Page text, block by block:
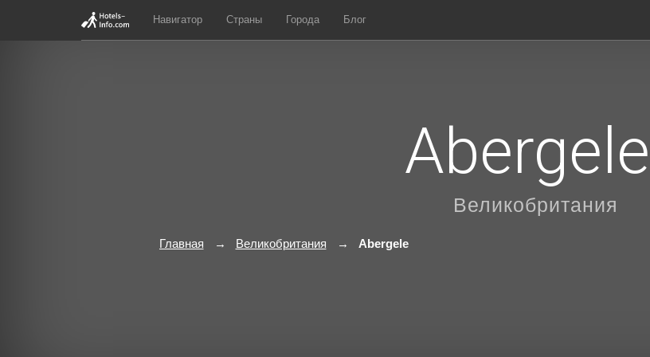
Навигатор Страны Города Блог
Abergele
Великобритания
Главная Великобритания Abergele